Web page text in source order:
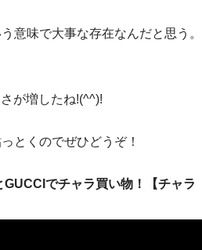
意味で大事な存在なんだと思う。
が増したね!(^^)!
とくのでぜひどうぞ！
でチャラ買い物！【チャラ